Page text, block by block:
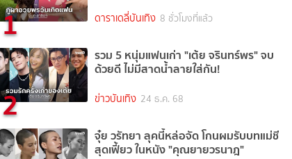
1 ดาราเดลี่บันเทิง 8 ชั่วโมงที่แล้ว
2
รวม 5 หนุ่มแฟนเก่า "เต้ย จรินทร์พร" จบ
ด้วยดี ไม่มีสาดน้ำลายใส่กัน!
ข่าวบันเทิง 24 ธ.ค. 68
จุ๋ย วรัทยา ลุคนี้หล่อจัด โกนผมรับบทแม่ชี
สุดเฟี้ยว ในหนัง "คุณยายวรนาฎ"